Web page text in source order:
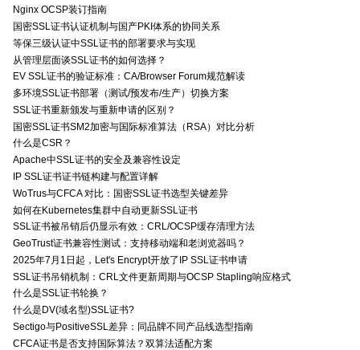
Nginx OCSP装订指南
国密SSL证书认证机制与国产PKI体系的协同关系
等保三级认证中SSL证书的部署要求与实现
从管理层面谈SSL证书的如何选择？
EV SSL证书的验证标准：CA/Browser Forum规范解读
多环境SSL证书部署（测试/预发布/生产）切换方案
SSL证书重新颁发与重新申请的区别？
国密SSL证书SM2加密与国际标准算法（RSA）对比分析
什么是CSR？
Apache中SSL证书的安全及兼容性设定
IP SSL证书证书链构建与配置详解
WoTrus与CFCA 对比：国密SSL证书选型关键差异
如何在Kubernetes集群中自动更新SSL证书
SSL证书被吊销后仍显示有效：CRL/OCSP缓存清理方法
GeoTrust证书兼容性测试：支持移动端和老浏览器吗？
2025年7月1日起，Let's Encrypt开放了IP SSL证书申请
SSL证书吊销机制：CRL文件更新周期与OCSP Stapling响应格式
什么是SSL证书轮换？
什么是DV(域名型)SSL证书?
Sectigo与PositiveSSL差异：同品牌不同产品线选型指南
CFCA证书是否支持国际算法？双算法适配方案